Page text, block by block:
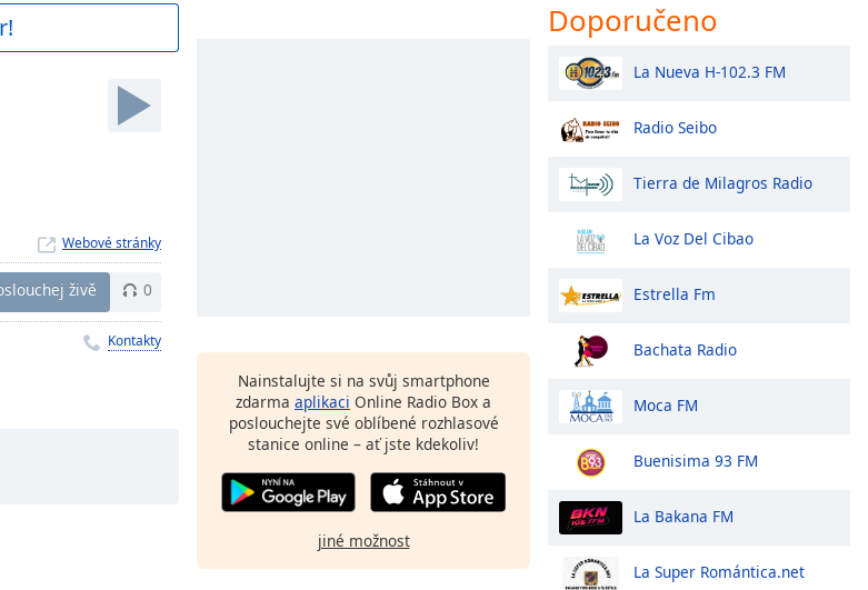
Webové stránky
živě 0
Kontakty
Nainstalujte si na svůj smartphone
zdarma aplikaci Online Radio Box a
poslouchejte své oblíbené rozhlasové
stanice online – ať jste kdekoliv!
jiné možnost
Doporučeno
La Nueva H-102.3 FM
Radio Seibo
Tierra de Milagros Radio
La Voz Del Cibao
Estrella Fm
Bachata Radio
Moca FM
Buenisima 93 FM
La Bakana FM
La Super Romántica.net